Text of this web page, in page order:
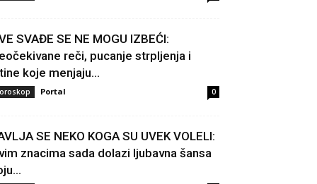
SVAĐE SE NE MOGU IZBEĆI:
reči, pucanje strpljenja i
koje menjaju...
Portal 0
SE NEKO KOGA SU UVEK VOLELI:
znacima sada dolazi ljubavna šansa